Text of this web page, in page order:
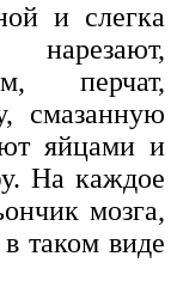
и слегка
перчат,
смазанную
яйцами и
На каждое
мозга,
таком виде